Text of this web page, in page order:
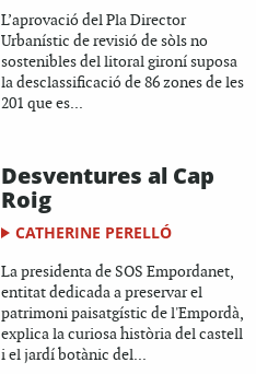
L’aprovació del Pla Director
Urbanístic de revisió de sòls no
sostenibles del litoral gironí suposa
la desclassificació de 86 zones de les
201 que es...
Desventures al Cap
Roig
CATHERINE PERELLÓ
La presidenta de SOS Empordanet,
entitat dedicada a preservar el
patrimoni paisatgístic de l'Empordà,
explica la curiosa història del castell
i el jardí botànic del...